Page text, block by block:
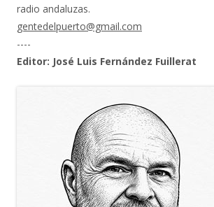
radio andaluzas.
gentedelpuerto@gmail.com
----
Editor: José Luis Fernández Fuillerat